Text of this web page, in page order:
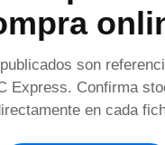
son
Express. Confirma
en cada